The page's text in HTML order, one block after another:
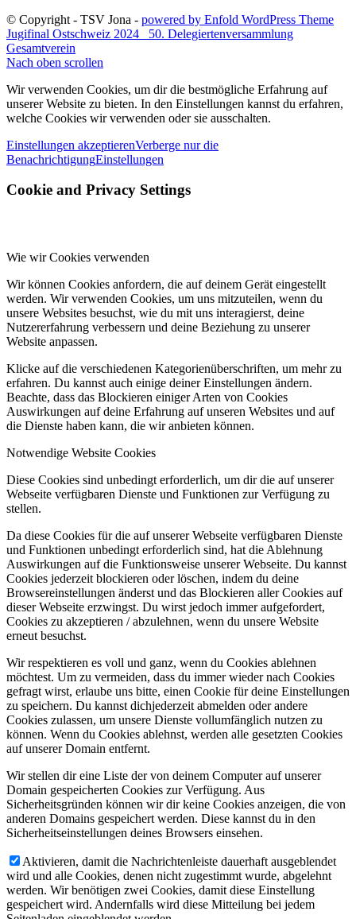
© Copyright - TSV Jona - powered by Enfold WordPress Theme
Jugifinal Ostschweiz 2024
50. Delegiertenversammlung
Gesamtverein
Nach oben scrollen
Wir verwenden Cookies, um dir die bestmögliche Erfahrung auf
unserer Website zu bieten. In den Einstellungen kannst du erfahren,
welche Cookies wir verwenden oder sie ausschalten.
Einstellungen akzeptierenVerberge nur die
BenachrichtigungEinstellungen
Cookie and Privacy Settings
Wie wir Cookies verwenden
Wir können Cookies anfordern, die auf deinem Gerät eingestellt
werden. Wir verwenden Cookies, um uns mitzuteilen, wenn du
unsere Websites besuchst, wie du mit uns interagierst, deine
Nutzererfahrung verbessern und deine Beziehung zu unserer
Website anpassen.
Klicke auf die verschiedenen Kategorienüberschriften, um mehr zu
erfahren. Du kannst auch einige deiner Einstellungen ändern.
Beachte, dass das Blockieren einiger Arten von Cookies
Auswirkungen auf deine Erfahrung auf unseren Websites und auf
die Dienste haben kann, die wir anbieten können.
Notwendige Website Cookies
Diese Cookies sind unbedingt erforderlich, um dir die auf unserer
Webseite verfügbaren Dienste und Funktionen zur Verfügung zu
stellen.
Da diese Cookies für die auf unserer Webseite verfügbaren Dienste
und Funktionen unbedingt erforderlich sind, hat die Ablehnung
Auswirkungen auf die Funktionsweise unserer Webseite. Du kannst
Cookies jederzeit blockieren oder löschen, indem du deine
Browsereinstellungen änderst und das Blockieren aller Cookies auf
dieser Webseite erzwingst. Du wirst jedoch immer aufgefordert,
Cookies zu akzeptieren / abzulehnen, wenn du unsere Website
erneut besuchst.
Wir respektieren es voll und ganz, wenn du Cookies ablehnen
möchtest. Um zu vermeiden, dass du immer wieder nach Cookies
gefragt wirst, erlaube uns bitte, einen Cookie für deine Einstellungen
zu speichern. Du kannst dichjederzeit abmelden oder andere
Cookies zulassen, um unsere Dienste vollumfänglich nutzen zu
können. Wenn du Cookies ablehnst, werden alle gesetzten Cookies
auf unserer Domain entfernt.
Wir stellen dir eine Liste der von deinem Computer auf unserer
Domain gespeicherten Cookies zur Verfügung. Aus
Sicherheitsgründen können wir dir keine Cookies anzeigen, die von
anderen Domains gespeichert werden. Diese kannst du in den
Sicherheitseinstellungen deines Browsers einsehen.
Aktivieren, damit die Nachrichtenleiste dauerhaft ausgeblendet
wird und alle Cookies, denen nicht zugestimmt wurde, abgelehnt
werden. Wir benötigen zwei Cookies, damit diese Einstellung
gespeichert wird. Andernfalls wird diese Mitteilung bei jedem